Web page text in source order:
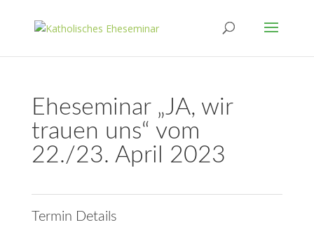
Eheseminar „JA, wir
trauen uns“ vom
22./23. April 2023
Termin Details